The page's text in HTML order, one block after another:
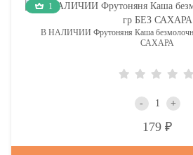
1
В НАЛИЧИИ Фрутоняня Каша
САХАРА
- +
179